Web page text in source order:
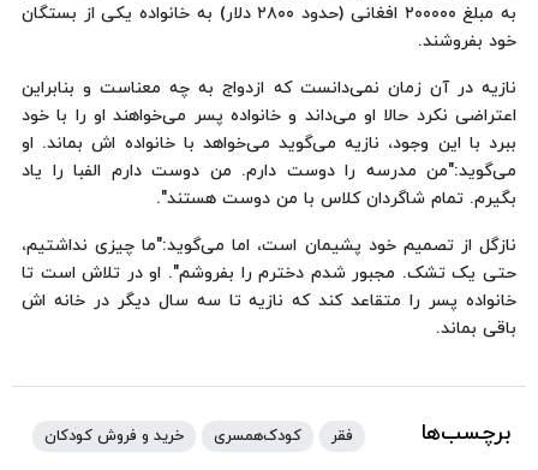
به مبلغ ۲۰۰۰۰۰ افغانی (حدود ۲۸۰۰ دلار) به خانواده یکی از بستگان
خود بفروشند.
نازیه در آن زمان نمی‌دانست که ازدواج به چه معناست و بنابراین
اعتراضی نکرد حالا او می‌داند و خانواده پسر می‌خواهند او را با خود
ببرد با این وجود، نازیه می‌گوید می‌خواهد با خانواده اش بماند. او
می‌گوید:"من مدرسه را دوست دارم. من دوست دارم الفبا را یاد
بگیرم. تمام شاگردان کلاس با من دوست هستند".
نازگل از تصمیم خود پشیمان است، اما می‌گوید:"ما چیزی نداشتیم،
حتی یک تشک. مجبور شدم دخترم را بفروشم". او در تلاش است تا
خانواده پسر را متقاعد کند که نازیه تا سه سال دیگر در خانه اش
باقی بماند.
برچسب‌ها فقر کودک‌همسری خرید و فروش کودکان